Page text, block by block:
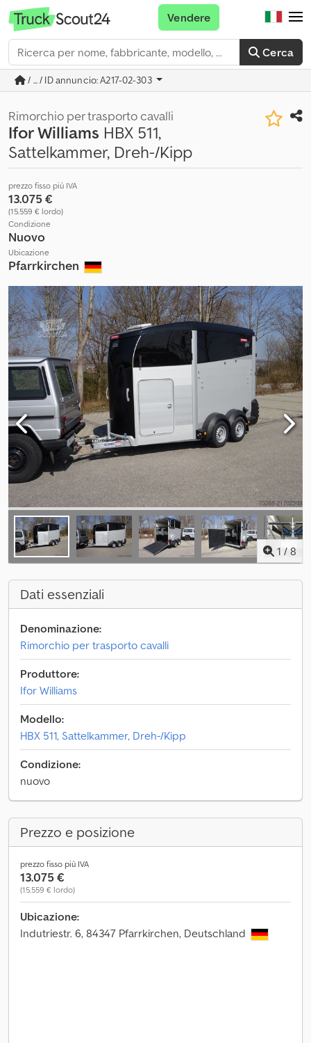
Cerca
Vendere
/ ... / ID annuncio: A217-02-303
Rimorchio per trasporto cavalli
Ifor Williams HBX 511,
Sattelkammer, Dreh-/Kipp
prezzo fisso più IVA
13.075 €
(15.559 € lordo)
Condizione
Nuovo
Ubicazione
Pfarrkirchen
1 / 8
Dati essenziali
Denominazione:
Rimorchio per trasporto cavalli
Produttore:
Ifor Williams
Modello:
HBX 511, Sattelkammer, Dreh-/Kipp
Condizione:
nuovo
Prezzo e posizione
prezzo fisso più IVA
13.075 €
(15.559 € lordo)
Ubicazione:
Indutriestr. 6, 84347 Pfarrkirchen, Deutschland